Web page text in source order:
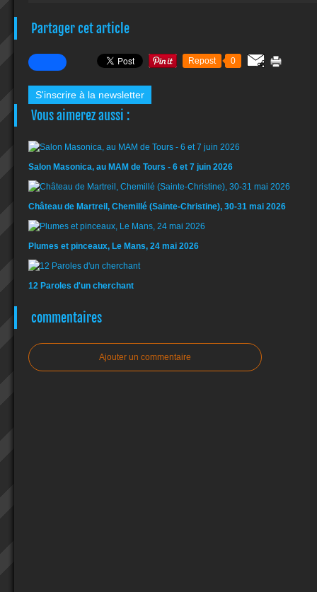
Partager cet article
Repost 0
S'inscrire à la newsletter
Vous aimerez aussi :
Salon Masonica, au MAM de Tours - 6 et 7 juin 2026
Château de Martreil, Chemillé (Sainte-Christine), 30-31 mai 2026
Plumes et pinceaux, Le Mans, 24 mai 2026
12 Paroles d'un cherchant
commentaires
Ajouter un commentaire